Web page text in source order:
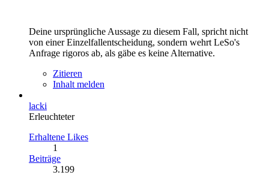
Deine ursprüngliche Aussage zu diesem Fall, spricht nicht
von einer Einzelfallentscheidung, sondern wehrt LeSo's
Anfrage rigoros ab, als gäbe es keine Alternative.
Zitieren
Inhalt melden
lacki
Erleuchteter
Erhaltene Likes
1
Beiträge
3.199